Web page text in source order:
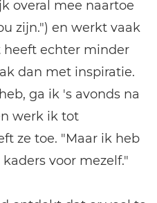
overal mee naartoe
zijn.") en werkt vaak
heeft echter minder
dan met inspiratie.
ga ik 's avonds na
werk ik tot
ze toe. "Maar ik heb
voor mezelf."